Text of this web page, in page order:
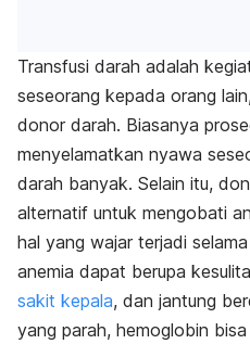
Transfusi darah adalah
seseorang kepada orang
donor darah. Biasanya
menyelamatkan nyawa
darah banyak. Selain itu,
alternatif untuk mengobati
hal yang wajar terjadi
anemia dapat berupa
sakit kepala, dan jantung
yang parah, hemoglobin